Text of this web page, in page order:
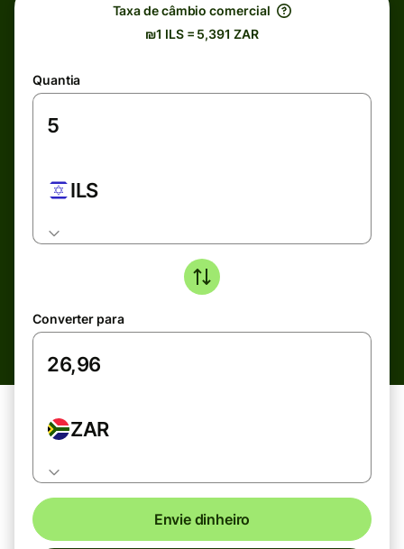
Taxa de câmbio comercial
₪1 ILS = 5,391 ZAR
Quantia
ILS
Converter para
ZAR
Envie dinheiro